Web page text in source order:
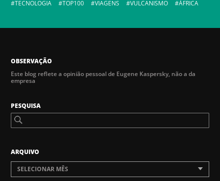
TECNOLOGIA
TOP100 VIAGENS VULCANISMO ÁFRICA
OBSERVAÇÃO
Este blog reflete a opinião pessoal de Eugene Kaspersky, não a da
empresa
PESQUISA
ARQUIVO
SELECIONAR MÊS